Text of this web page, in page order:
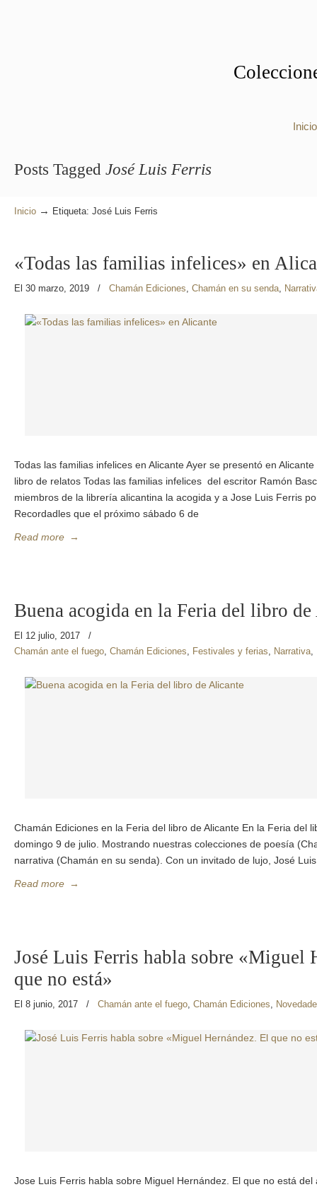
Inicio
Posts Tagged José Luis Ferris
Inicio → Etiqueta: José Luis Ferris
«Todas las familias infelices» en
El 30 marzo, 2019 / Chamán Ediciones, Chamán en su senda,
Todas las familias infelices en Alicante Ayer se presentó en
libro de relatos Todas las familias infelices del escritor Ramón
miembros de la librería alicantina la acogida y a Jose Luis Ferris
Recordadles que el próximo sábado 6 de
Read more →
Buena acogida en la Feria del libro
El 12 julio, 2017
/
Chamán ante el fuego, Chamán Ediciones, Festivales y ferias, Narrativa,
Chamán Ediciones en la Feria del libro de Alicante En la Feria del
domingo 9 de julio. Mostrando nuestras colecciones de poesía
narrativa (Chamán en su senda). Con un invitado de lujo, José
Read more →
José Luis Ferris habla sobre «Miguel
que no está»
El 8 junio, 2017 / Chamán ante el fuego, Chamán Ediciones,
Jose Luis Ferris habla sobre Miguel Hernández. El que no está del